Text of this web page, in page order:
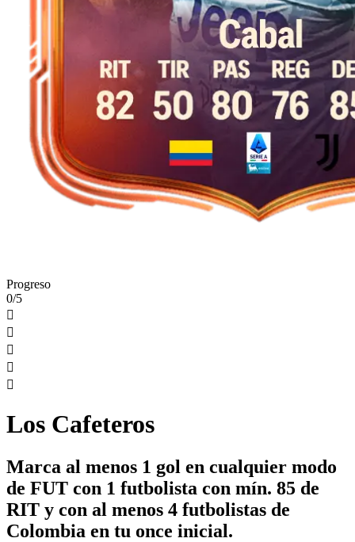
Progreso
0/5





Los Cafeteros
Marca al menos 1 gol en cualquier modo
de FUT con 1 futbolista con mín. 85 de
RIT y con al menos 4 futbolistas de
Colombia en tu once inicial.